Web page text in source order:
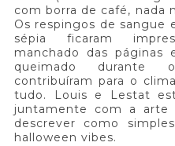
com borra de café, nada
Os respingos de sangue
sépia ficaram
manchado das páginas
queimado durante
contribuíram para o
tudo. Louis e Lestat
juntamente com a arte
descrever como
halloween vibes.